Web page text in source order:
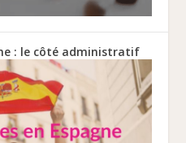
: le côté administratif